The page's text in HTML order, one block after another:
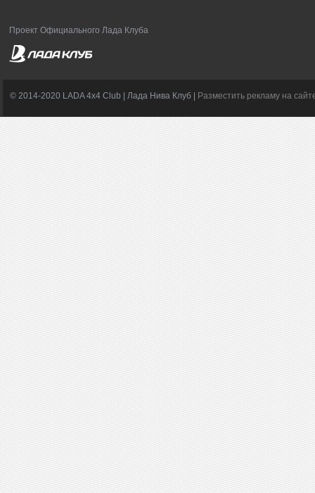
Проект Официального Лада Клуба
© 2014-2020 LADA 4x4 Club | Лада Нива Клуб | Разместить рекламу на